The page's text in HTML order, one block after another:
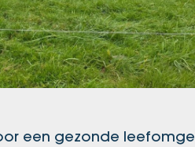
een gezonde